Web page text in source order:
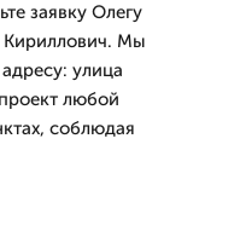
заявку Олегу
Кириллович. Мы
улица
любой
соблюдая